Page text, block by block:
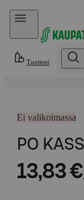
Hyppää sisältöön
Tuotteet
Ei valikoimassa
PO
13,83